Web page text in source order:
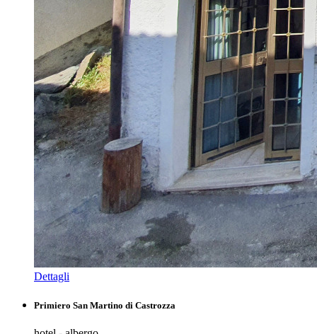
Dettagli
Primiero San Martino di Castrozza